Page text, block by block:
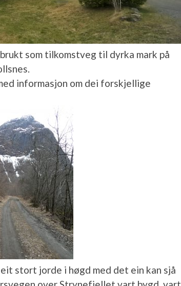
som tilkomstveg til dyrka mark på
informasjon om dei forskjellige
stort jorde i høgd med det ein kan sjå